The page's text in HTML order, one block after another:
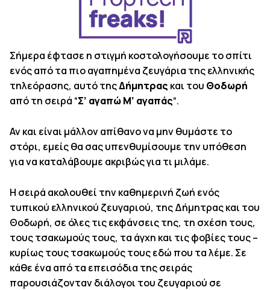
Σήμερα έφτασε η στιγμή κοστολογήσουμε το σπίτι
ενός από τα πιο αγαπημένα ζευγάρια της ελληνικής
τηλεόρασης, αυτό τηςΔήμητρας και του Θοδωρή
από τη σειρά “Σ’ αγαπώ Μ’ αγαπάς“.
Αν και είναι μάλλον απίθανο να μην θυμάστε το
στόρι, εμείς θα σας υπενθυμίσουμε την υπόθεση
για να καταλάβουμε ακριβώς για τι μιλάμε.
Η σειρά ακολουθεί την καθημερινή ζωή ενός
τυπικού ελληνικού ζευγαριού, της Δήμητρας και του
Θοδωρή, σε όλες τις εκφάνσεις της, τη σχέση τους,
τους τσακωμούς τους, τα άγχη και τις φοβίες τους –
κυρίως τους τσακωμούς τους εδώ που τα λέμε. Σε
κάθε ένα από τα επεισόδια της σειράς
παρουσιάζονταν διάλογοι του ζευγαριού σε